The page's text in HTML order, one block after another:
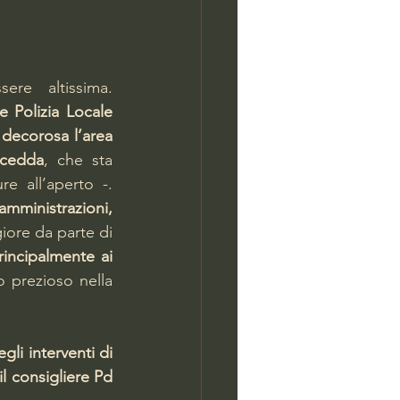
altissima.
Polizia Locale
l’area
, che sta
da parte di
ai
prezioso nella
interventi di
il consigliere Pd